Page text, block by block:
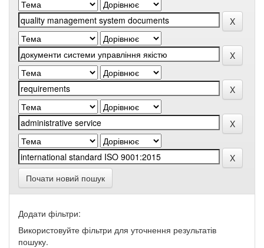
Почати новий пошук
Додати фільтри:
Використовуйте фільтри для уточнення результатів
пошуку.